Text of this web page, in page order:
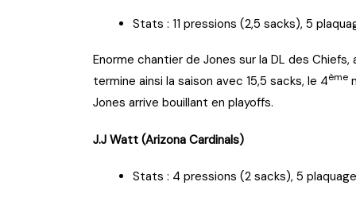
Stats : 11 pressions (2,5 sacks), 5
Enorme chantier de Jones sur la DL des
termine ainsi la saison avec 15,5 sacks, le 4ème
Jones arrive bouillant en playoffs.
J.J Watt (Arizona Cardinals)
Stats : 4 pressions (2 sacks), 5